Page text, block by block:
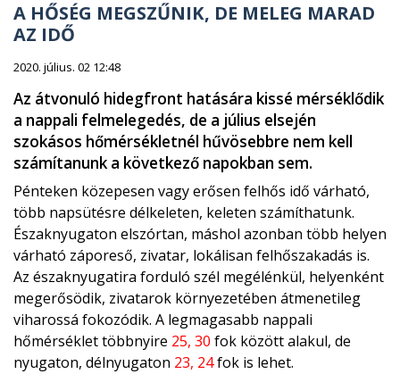
A HŐSÉG MEGSZŰNIK, DE MELEG MARAD
AZ IDŐ
2020. július. 02 12:48
Az átvonuló hidegfront hatására kissé mérséklődik
a nappali felmelegedés, de a július elsején
szokásos hőmérsékletnél hűvösebbre nem kell
számítanunk a következő napokban sem.
Pénteken közepesen vagy erősen felhős idő várható,
több napsütésre délkeleten, keleten számíthatunk.
Északnyugaton elszórtan, máshol azonban több helyen
várható záporeső, zivatar, lokálisan felhőszakadás is.
Az északnyugatira forduló szél megélénkül, helyenként
megerősödik, zivatarok környezetében átmenetileg
viharossá fokozódik. A legmagasabb nappali
hőmérséklet többnyire 25, 30 fok között alakul, de
nyugaton, délnyugaton 23, 24fok is lehet.